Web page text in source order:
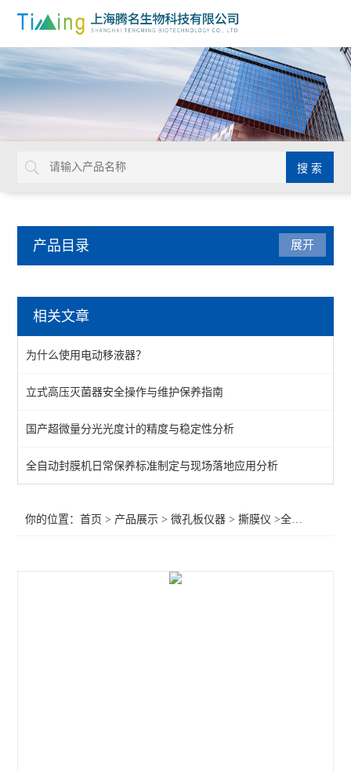
产品目录
撕膜仪
封膜仪
洗板机
酶标仪
查看全部 >>
展开
相关文章
为什么使用电动移液器？
立式高压灭菌器安全操作与维护保养指南
国产超微量分光光度计的精度与稳定性分析
全自动封膜机日常保养标准制定与现场落地应用分析
你的位置：首页 > 产品展示 >微孔板仪器 >撕膜仪 >全自动微孔板撕膜仪